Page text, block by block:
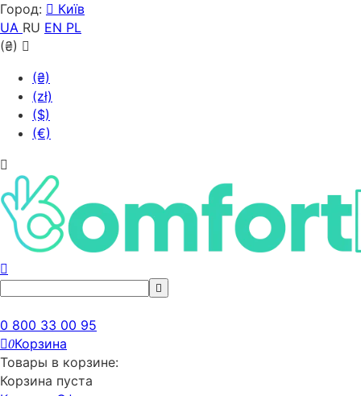
Город:
Київ
UA RU EN PL
(₴)
(₴)
(zł)
($)
(€)
0 800 33 00 95
0Корзина
Товары в корзине:
Корзина пуста